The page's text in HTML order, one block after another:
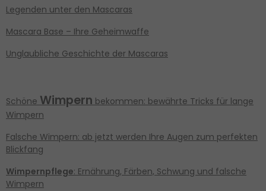
Legenden unter den Mascaras
Mascara Base – Ihre Geheimwaffe
Unglaubliche Geschichte der Mascaras
Schöne Wimpern bekommen: bewährte Tricks für lange
Wimpern
Falsche Wimpern: ab jetzt werden Ihre Augen zum perfekten
Blickfang
Wimpernpflege: Ernährung, Färben, Schwung und falsche
Wimpern